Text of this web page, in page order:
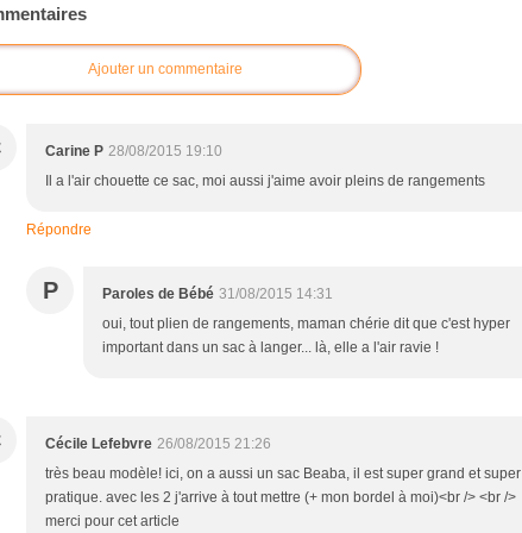
Ajouter un commentaire
Carine P 28/08/2015 19:10
Il a l'air chouette ce sac, moi aussi j'aime avoir pleins de rangements
Répondre
P Paroles de Bébé 31/08/2015 14:31
oui, tout plien de rangements, maman chérie dit que c'est hyper
important dans un sac à langer... là, elle a l'air ravie !
Cécile Lefebvre 26/08/2015 21:26
très beau modèle! ici, on a aussi un sac Beaba, il est super grand et super
pratique. avec les 2 j'arrive à tout mettre (+ mon bordel à moi)<br /> <br />
merci pour cet article